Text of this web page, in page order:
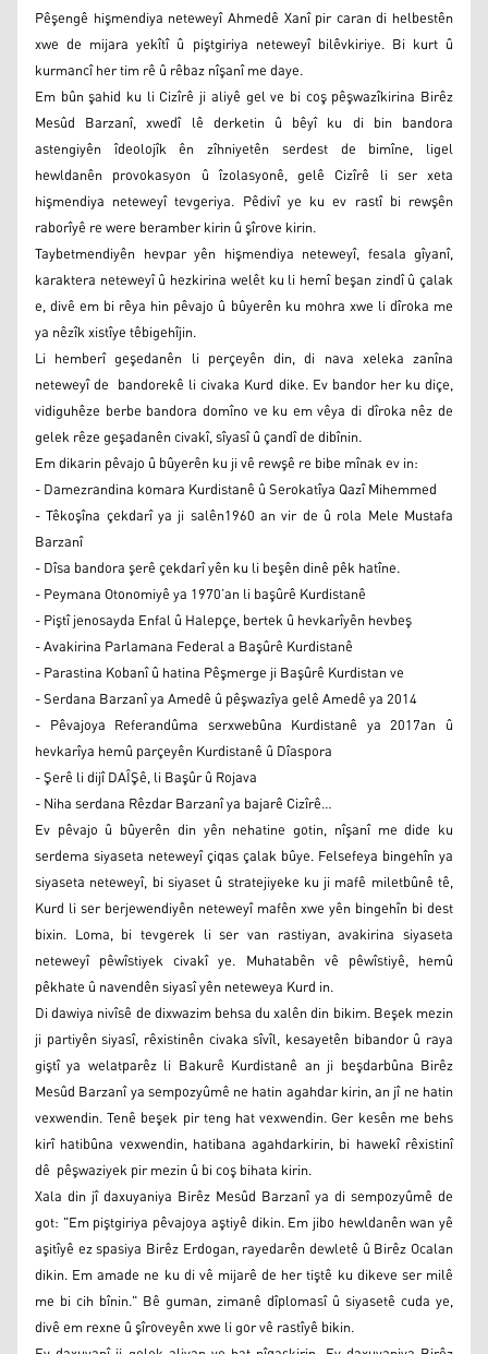
Pêşengê hişmendiya neteweyî Ahmedê Xanî pir caran di helbestên
xwe de mijara yekîtî û piştgiriya neteweyî bilêvkiriye. Bi kurt û
kurmancî her tim rê û rêbaz nîşanî me daye.
Em bûn şahid ku li Cizîrê ji aliyê gel ve bi coş pêşwazîkirina Birêz
Mesûd Barzanî, xwedî lê derketin û bêyî ku di bin bandora
astengiyên îdeolojîk ên zîhniyetên serdest de bimîne, ligel
hewldanên provokasyon û îzolasyonê, gelê Cizîrê li ser xeta
hişmendiya neteweyî tevgeriya. Pêdivî ye ku ev rastî bi rewşên
raborîyê re were beramber kirin û şîrove kirin.
Taybetmendiyên hevpar yên hişmendiya neteweyî, fesala gîyanî,
karaktera neteweyî û hezkirina welêt ku li hemî beşan zindî û çalak
e, divê em bi rêya hin pêvajo û bûyerên ku mohra xwe li dîroka me
ya nêzîk xistîye têbigehîjin.
Li hemberî geşedanên li perçeyên din, di nava xeleka zanîna
neteweyî de bandorekê li civaka Kurd dike. Ev bandor her ku diçe,
vidiguhêze berbe bandora domîno ve ku em vêya di dîroka nêz de
gelek rêze geşadanên civakî, sîyasî û çandî de dibînin.
Em dikarin pêvajo û bûyerên ku ji vê rewşê re bibe mînak ev in:
- Damezrandina komara Kurdistanê û Serokatîya Qazî Mihemmed
- Têkoşîna çekdarî ya ji salên1960 an vir de û rola Mele Mustafa
Barzanî
- Dîsa bandora şerê çekdarî yên ku li beşên dinê pêk hatîne.
- Peymana Otonomiyê ya 1970’an li başûrê Kurdistanê
- Piştî jenosayda Enfal û Halepçe, bertek û hevkarîyên hevbeş
- Avakirina Parlamana Federal a Başûrê Kurdistanê
- Parastina Kobanî û hatina Pêşmerge ji Başûrê Kurdistan ve
- Serdana Barzanî ya Amedê û pêşwazîya gelê Amedê ya 2014
- Pêvajoya Referandûma serxwebûna Kurdistanê ya 2017an û
hevkarîya hemû parçeyên Kurdistanê û Dîaspora
- Şerê li dijî DAÎŞê, li Başûr û Rojava
- Niha serdana Rêzdar Barzanî ya bajarê Cizîrê…
Ev pêvajo û bûyerên din yên nehatine gotin, nîşanî me dide ku
serdema siyaseta neteweyî çiqas çalak bûye. Felsefeya bingehîn ya
siyaseta neteweyî, bi siyaset û stratejiyeke ku ji mafê miletbûnê tê,
Kurd li ser berjewendiyên neteweyî mafên xwe yên bingehîn bi dest
bixin. Loma, bi tevgerek li ser van rastiyan, avakirina siyaseta
neteweyî pêwîstiyek civakî ye. Muhatabên vê pêwîstiyê, hemû
pêkhate û navendên siyasî yên neteweya Kurd in.
Di dawiya nivîsê de dixwazim behsa du xalên din bikim. Beşek mezin
ji partiyên siyasî, rêxistinên civaka sîvîl, kesayetên bibandor û raya
giştî ya welatparêz li Bakurê Kurdistanê an ji beşdarbûna Birêz
Mesûd Barzanî ya sempozyûmê ne hatin agahdar kirin, an jî ne hatin
vexwendin. Tenê beşek pir teng hat vexwendin. Ger kesên me behs
kirî hatibûna vexwendin, hatibana agahdarkirin, bi hawekî rêxistinî
dê pêşwaziyek pir mezin û bi coş bihata kirin.
Xala din jî daxuyaniya Birêz Mesûd Barzanî ya di sempozyûmê de
got: "Em piştgiriya pêvajoya aştiyê dikin. Em jibo hewldanên wan yê
aşitîyê ez spasiya Birêz Erdogan, rayedarên dewletê û Birêz Ocalan
dikin. Em amade ne ku di vê mijarê de her tiştê ku dikeve ser milê
me bi cih bînin." Bê guman, zimanê dîplomasî û siyasetê cuda ye,
divê em rexne û şîroveyên xwe li gor vê rastîyê bikin.